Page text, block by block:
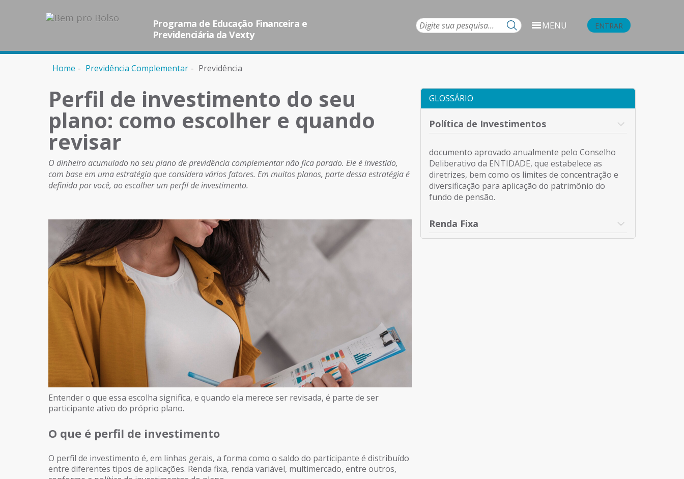
Programa de Educação Financeira e
Previdenciária da Vexty
ENTRAR
MENU
Home Previdência Complementar Previdência
Perfil de investimento do seu
plano: como escolher e quando
revisar
O dinheiro acumulado no seu plano de previdência complementar não fica parado. Ele é investido,
com base em uma estratégia que considera vários fatores. Em muitos planos, parte dessa estratégia é
definida por você, ao escolher um perfil de investimento.
Entender o que essa escolha significa, e quando ela merece ser revisada, é parte de ser
participante ativo do próprio plano.
O que é perfil de investimento
O perfil de investimento é, em linhas gerais, a forma como o saldo do participante é distribuído
entre diferentes tipos de aplicações. Renda fixa, renda variável, multimercado, entre outros,
GLOSSÁRIO
Política de Investimentos
documento aprovado anualmente pelo Conselho
Deliberativo da ENTIDADE, que estabelece as
diretrizes, bem como os limites de concentração e
diversificação para aplicação do patrimônio do
fundo de pensão.
Renda Fixa